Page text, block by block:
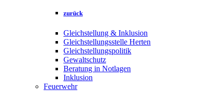
zurück
Gleichstellung & Inklusion
Gleichstellungsstelle Herten
Gleichstellungspolitik
Gewaltschutz
Beratung in Notlagen
Inklusion
Feuerwehr